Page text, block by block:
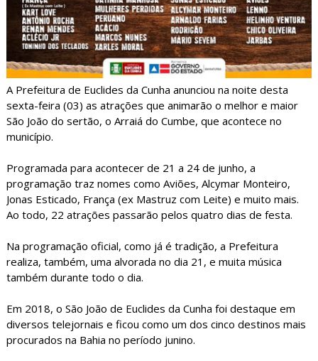
A Prefeitura de Euclides da Cunha anunciou na noite desta
sexta-feira (03) as atrações que animarão o melhor e maior
São João do sertão, o Arraiá do Cumbe, que acontece no
município.
Programada para acontecer de 21 a 24 de junho, a
programação traz nomes como Aviões, Alcymar Monteiro,
Jonas Esticado, França (ex Mastruz com Leite) e muito mais.
Ao todo, 22 atrações passarão pelos quatro dias de festa.
Na programação oficial, como já é tradição, a Prefeitura
realiza, também, uma alvorada no dia 21, e muita música
também durante todo o dia.
Em 2018, o São João de Euclides da Cunha foi destaque em
diversos telejornais e ficou como um dos cinco destinos mais
procurados na Bahia no período junino.